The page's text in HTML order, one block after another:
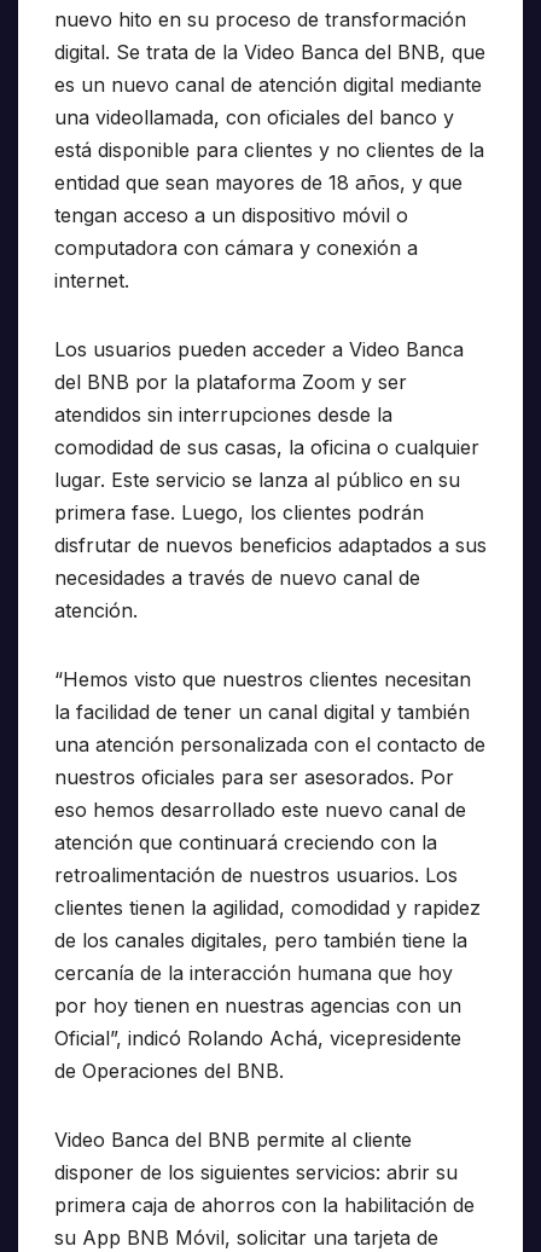
nuevo hito en su proceso de transformación
digital. Se trata de la Video Banca del BNB, que
es un nuevo canal de atención digital mediante
una videollamada, con oficiales del banco y
está disponible para clientes y no clientes de la
entidad que sean mayores de 18 años, y que
tengan acceso a un dispositivo móvil o
computadora con cámara y conexión a
internet.
Los usuarios pueden acceder a Video Banca
del BNB por la plataforma Zoom y ser
atendidos sin interrupciones desde la
comodidad de sus casas, la oficina o cualquier
lugar. Este servicio se lanza al público en su
primera fase. Luego, los clientes podrán
disfrutar de nuevos beneficios adaptados a sus
necesidades a través de nuevo canal de
atención.
“Hemos visto que nuestros clientes necesitan
la facilidad de tener un canal digital y también
una atención personalizada con el contacto de
nuestros oficiales para ser asesorados. Por
eso hemos desarrollado este nuevo canal de
atención que continuará creciendo con la
retroalimentación de nuestros usuarios. Los
clientes tienen la agilidad, comodidad y rapidez
de los canales digitales, pero también tiene la
cercanía de la interacción humana que hoy
por hoy tienen en nuestras agencias con un
Oficial”, indicó Rolando Achá, vicepresidente
de Operaciones del BNB.
Video Banca del BNB permite al cliente
disponer de los siguientes servicios: abrir su
primera caja de ahorros con la habilitación de
su App BNB Móvil, solicitar una tarjeta de